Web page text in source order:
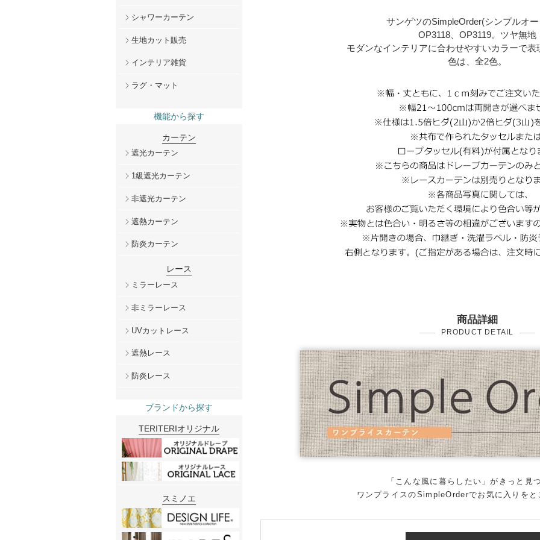
サンゲツのSimpleOrder(シンプルオ
OP3118、OP3119。ツヤ無地
モダンなインテリアに合わせやすいカラーで表
色は、全2色。
商品詳細
PRODUCT DETAIL
「こんな風に暮らしたい」がきっと見
ワンプライスのSimpleOrderでお気に入りをと
シャワーカーテン
生地カット販売
インテリア雑貨
ラグ・マット
機能から探す
カーテン
遮光カーテン
1級遮光カーテン
非遮光カーテン
遮熱カーテン
防炎カーテン
レース
ミラーレース
非ミラーレース
UVカットレース
遮熱レース
防炎レース
ブランドから探す
TERITERIオリジナル
スミノエ